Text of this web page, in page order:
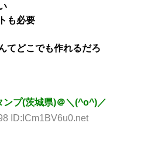
も必要
てどこでも作れるだろ
ンプ(茨城県)＠＼(^o^)／
ID:ICm1BV6u0.net